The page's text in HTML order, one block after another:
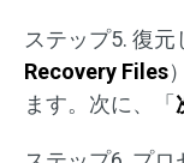
ステップ5. 復元
Recovery Files
ます。次に、「